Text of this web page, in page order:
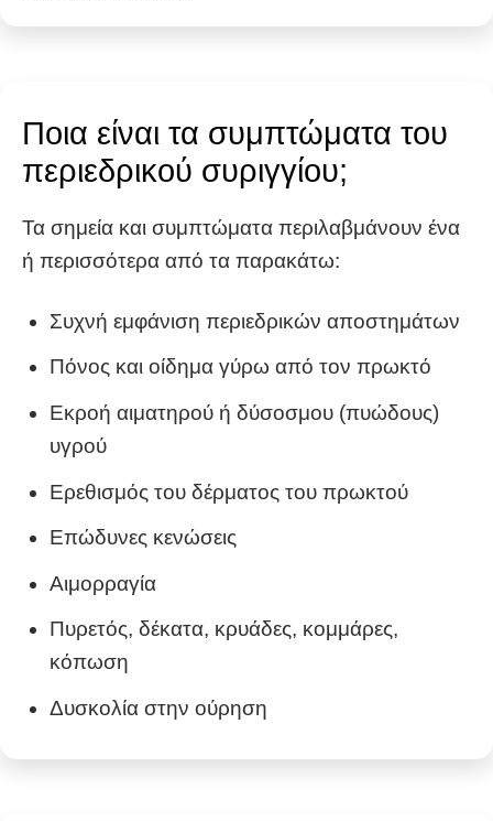
Ποια είναι τα συμπτώματα του
περιεδρικού συριγγίου;
Τα σημεία και συμπτώματα περιλαβμάνουν ένα
ή περισσότερα από τα παρακάτω:
Συχνή εμφάνιση περιεδρικών αποστημάτων
Πόνος και οίδημα γύρω από τον πρωκτό
Εκροή αιματηρού ή δύσοσμου (πυώδους)
υγρού
Ερεθισμός του δέρματος του πρωκτού
Επώδυνες κενώσεις
Αιμορραγία
Πυρετός, δέκατα, κρυάδες, κομμάρες,
κόπωση
Δυσκολία στην ούρηση